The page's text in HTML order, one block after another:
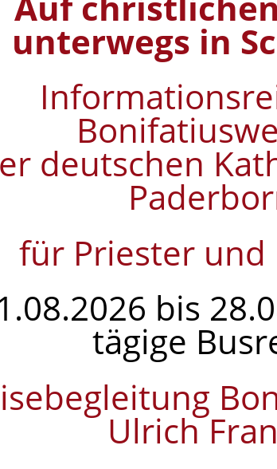
unterwegs in
deutschen
für Priester und
bis
tägige
Ulrich